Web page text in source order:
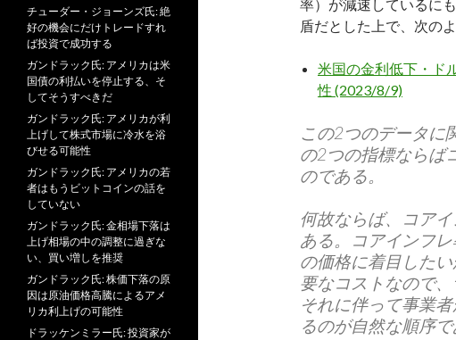
率）が減速しているに
盾だとした上で、次の
米国の金利低下・ド
性 (2023/8/9)
この2つのデータに
の2つの指標ならば
のである。
何故ならば、コア
ある。コアインフ
の価格に着目した
要なコストなので
それに伴って事業
るのが自然な順序で
チューダー・ジョーンズ氏: 絶
好の機会にだけトレードすれ
ば投資で成功する
ガンドラック氏: アメリカは米
国債の利払いを停止する、そ
してそうすべきだ
ガンドラック氏: アメリカが利
上げして株式市場に冷水を浴
びせる可能性
ガンドラック氏: アメリカの若
者はもうビットコインの話を
していない
ガンドラック氏: 金相場下落は
上げ相場の中の調整に過ぎな
い、買い増しを推奨
ガンドラック氏: 株価下落の原
因は原油価格高騰によるアメ
リカ利上げの可能性
ドラッケンミラー氏: 投資家が